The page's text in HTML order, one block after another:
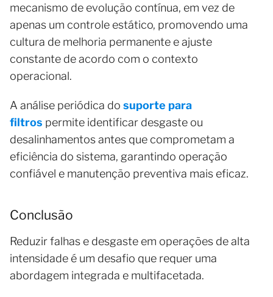
mecanismo de evolução contínua, em vez de
apenas um controle estático, promovendo uma
cultura de melhoria permanente e ajuste
constante de acordo com o contexto
operacional.
A análise periódica do suporte para
filtros permite identificar desgaste ou
desalinhamentos antes que comprometam a
eficiência do sistema, garantindo operação
confiável e manutenção preventiva mais eficaz.
Conclusão
Reduzir falhas e desgaste em operações de alta
intensidade é um desafio que requer uma
abordagem integrada e multifacetada.